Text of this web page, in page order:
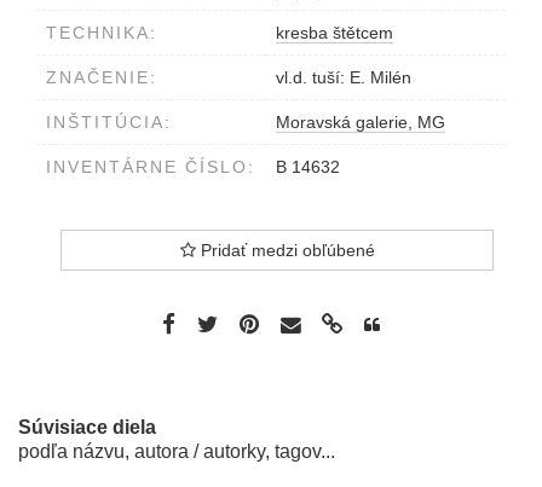
TECHNIKA: kresba štětcem
ZNAČENIE: vl.d. tuší: E. Milén
INŠTITÚCIA: Moravská galerie, MG
INVENTÁRNE ČÍSLO: B 14632
Pridať medzi obľúbené
Súvisiace diela
podľa názvu, autora / autorky, tagov...